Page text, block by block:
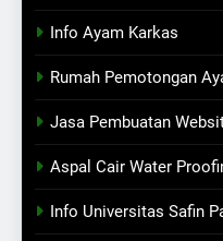
Info Ayam Karkas
Rumah Pemotongan
Jasa Pembuatan
Aspal Cair Water
Info Universitas Safin